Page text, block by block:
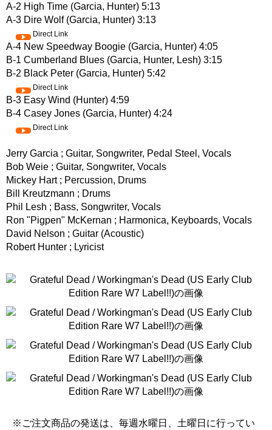
A-2 High Time (Garcia, Hunter) 5:13
A-3 Dire Wolf (Garcia, Hunter) 3:13
Direct Link
A-4 New Speedway Boogie (Garcia, Hunter) 4:05
B-1 Cumberland Blues (Garcia, Hunter, Lesh) 3:15
B-2 Black Peter (Garcia, Hunter) 5:42
Direct Link
B-3 Easy Wind (Hunter) 4:59
B-4 Casey Jones (Garcia, Hunter) 4:24
Direct Link
Jerry Garcia ; Guitar, Songwriter, Pedal Steel, Vocals
Bob Weie ; Guitar, Songwriter, Vocals
Mickey Hart ; Percussion, Drums
Bill Kreutzmann ; Drums
Phil Lesh ; Bass, Songwriter, Vocals
Ron "Pigpen" McKernan ; Harmonica, Keyboards, Vocals
David Nelson ; Guitar (Acoustic)
Robert Hunter ; Lyricist
※ご注文商品の発送は、毎週水曜日、土曜日に行ってい